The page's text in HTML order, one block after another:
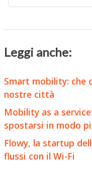
Leggi anche:
Smart mobility: che
nostre città
Mobility as a
spostarsi in modo
Flowy, la startup
flussi con il Wi-Fi